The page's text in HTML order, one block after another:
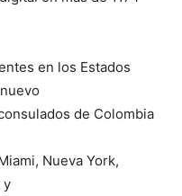
en los Estados
de Colombia
Nueva York,
y